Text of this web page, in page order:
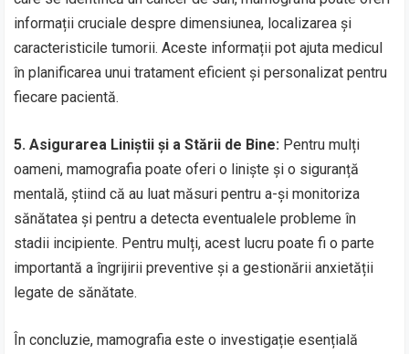
informații cruciale despre dimensiunea, localizarea și
caracteristicile tumorii. Aceste informații pot ajuta medicul
în planificarea unui tratament eficient și personalizat pentru
fiecare pacientă.
5. Asigurarea Liniștii și a Stării de Bine: Pentru mulți
oameni, mamografia poate oferi o liniște și o siguranță
mentală, știind că au luat măsuri pentru a-și monitoriza
sănătatea și pentru a detecta eventualele probleme în
stadii incipiente. Pentru mulți, acest lucru poate fi o parte
importantă a îngrijirii preventive și a gestionării anxietății
legate de sănătate.
În concluzie, mamografia este o investigație esențială